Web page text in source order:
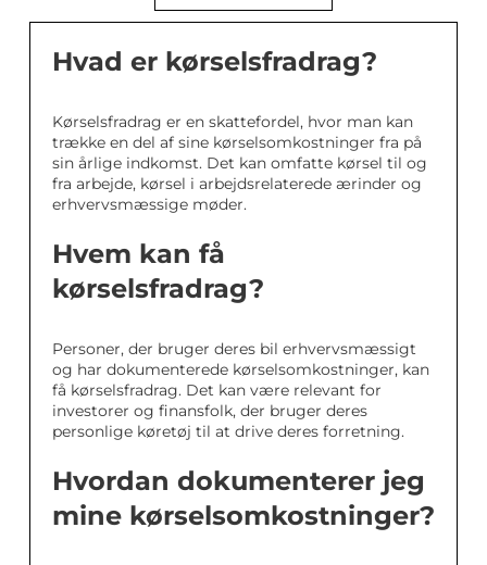
Hvad er kørselsfradrag?
Kørselsfradrag er en skattefordel, hvor man kan
trække en del af sine kørselsomkostninger fra på
sin årlige indkomst. Det kan omfatte kørsel til og
fra arbejde, kørsel i arbejdsrelaterede ærinder og
erhvervsmæssige møder.
Hvem kan få
kørselsfradrag?
Personer, der bruger deres bil erhvervsmæssigt
og har dokumenterede kørselsomkostninger, kan
få kørselsfradrag. Det kan være relevant for
investorer og finansfolk, der bruger deres
personlige køretøj til at drive deres forretning.
Hvordan dokumenterer jeg
mine kørselsomkostninger?